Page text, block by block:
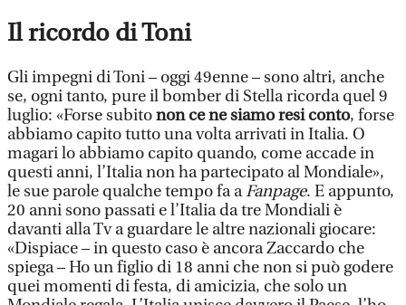
Il ricordo di Toni
Gli impegni di Toni – oggi 49enne – sono altri, anche
se, ogni tanto, pure il bomber di Stella ricorda quel 9
luglio: «Forse subitonon ce ne siamo resi conto, forse
abbiamo capito tutto una volta arrivati in Italia. O
magari lo abbiamo capito quando, come accade in
questi anni, l’Italia non ha partecipato al Mondiale»,
le sue parole qualche tempo fa aFanpage. E appunto,
20 anni sono passati e l’Italia da tre Mondiali è
davanti alla Tv a guardare le altre nazionali giocare:
«Dispiace – in questo caso è ancora Zaccardo che
spiega – Ho un figlio di 18 anni che non si può godere
quei momenti di festa, di amicizia, che solo un